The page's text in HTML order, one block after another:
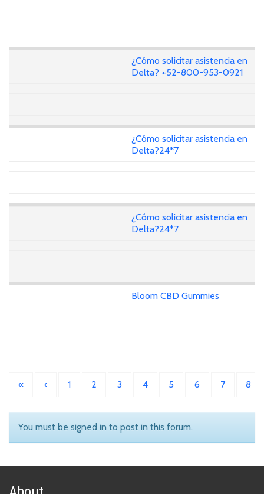
¿Cómo solicitar asistencia en
Delta? +52-800-953-0921
¿Cómo solicitar asistencia en
Delta?24*7
¿Cómo solicitar asistencia en
Delta?24*7
Bloom CBD Gummies
« ‹ 1 2 3 4 5 6 7 8
You must be signed in to post in this forum.